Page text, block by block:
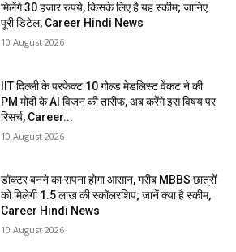
मिलेंगे 30 हजार रुपये, किसके लिए है यह स्कीम; जानिए
पूरी डिटेल, Career Hindi News
10 August 2026
IIT दिल्ली के परफेक्ट 10 गोल्ड मेडलिस्ट वेंकट ने की
PM मोदी के AI विजन की तारीफ, अब करेंगे इस विषय पर
रिसर्च, Career...
10 August 2026
डॉक्टर बनने का सपना होगा आसान, गरीब MBBS छात्रों
को मिलेगी 1.5 लाख की स्कॉलरशिप; जानें क्या है स्कीम,
Career Hindi News
10 August 2026